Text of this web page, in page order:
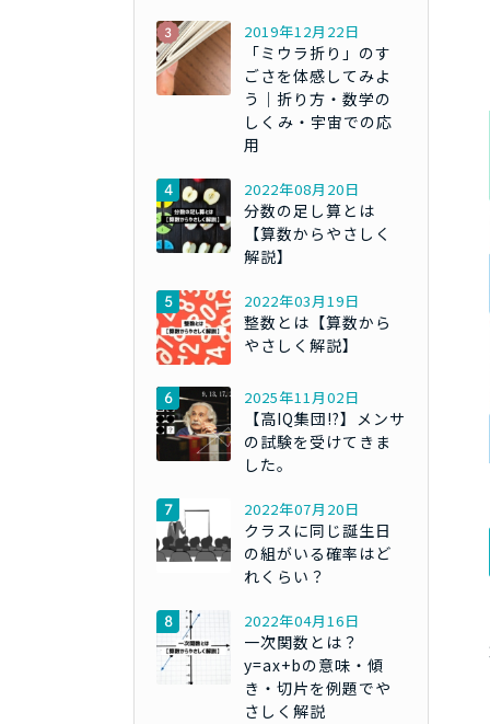
2019年12月22日
「ミウラ折り」のす
ごさを体感してみよ
う｜折り方・数学の
しくみ・宇宙での応
用
2022年08月20日
分数の足し算とは
【算数からやさしく
解説】
2022年03月19日
整数とは【算数から
やさしく解説】
2025年11月02日
【高IQ集団!?】メンサ
の試験を受けてきま
した。
2022年07月20日
クラスに同じ誕生日
の組がいる確率はど
れくらい？
2022年04月16日
一次関数とは？
y=ax+bの意味・傾
き・切片を例題でや
さしく解説